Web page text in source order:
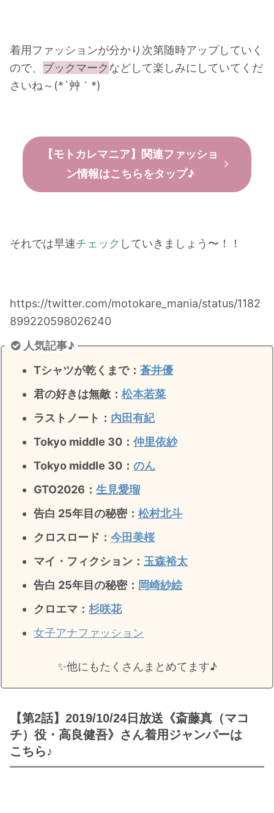
着用ファッションが分かり次第随時アップしていく
ので、 ブックマークなどして楽しみにしていてくだ
さいね～(*´艸｀ *)
【モトカレマニア】関連ファッショ
ン情報はこちらをタップ♪
それでは早速チェック していきましょう〜！！
https://twitter.com/motokare_mania/status/1182
899220598026240
人気記事♪
Tシャツが乾くまで： 蒼井優
君の好きは無敵 ： 松本若菜
ラストノート ： 内田有紀
Tokyo middle 30： 仲里依紗
Tokyo middle 30： のん
GTO2026： 生見愛瑠
告白 25年目の秘密： 松村北斗
クロスロード： 今田美桜
マイ・フィクション： 玉森裕太
告白 25年目の秘密： 岡崎紗絵
クロエマ： 杉咲花
女子アナファッション
✨️他にもたくさんまとめてます♪
【第2話】2019/10/24日放送《斎藤真（マコ
チ）役・高良健吾》さん着用ジャンパーは
こちら♪